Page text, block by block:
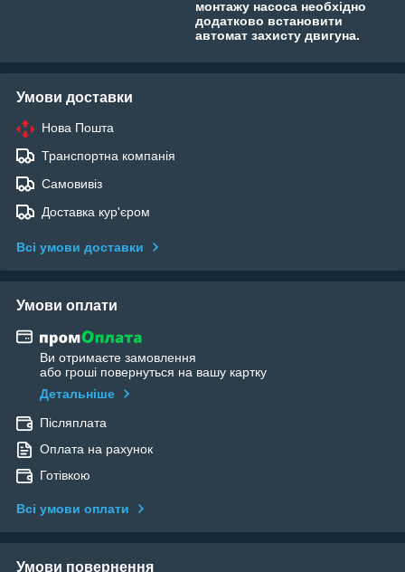
монтажу насоса необхідно
додатково встановити
автомат захисту двигуна.
Умови доставки
Нова Пошта
Транспортна компанія
Самовивіз
Доставка кур'єром
Всі умови доставки
Умови оплати
Ви отримаєте замовлення
або гроші повернуться на вашу картку
Детальніше
Післяплата
Оплата на рахунок
Готівкою
Всі умови оплати
Умови повернення